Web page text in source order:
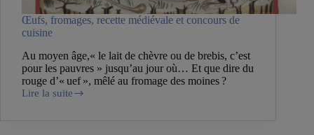
Œufs, fromages, recette médiévale et concours de
cuisine
Au moyen âge,« le lait de chèvre ou de brebis, c’est
pour les pauvres » jusqu’au jour où… Et que dire du
rouge d’« uef », mêlé au fromage des moines ?
Lire la suite
Œufs,